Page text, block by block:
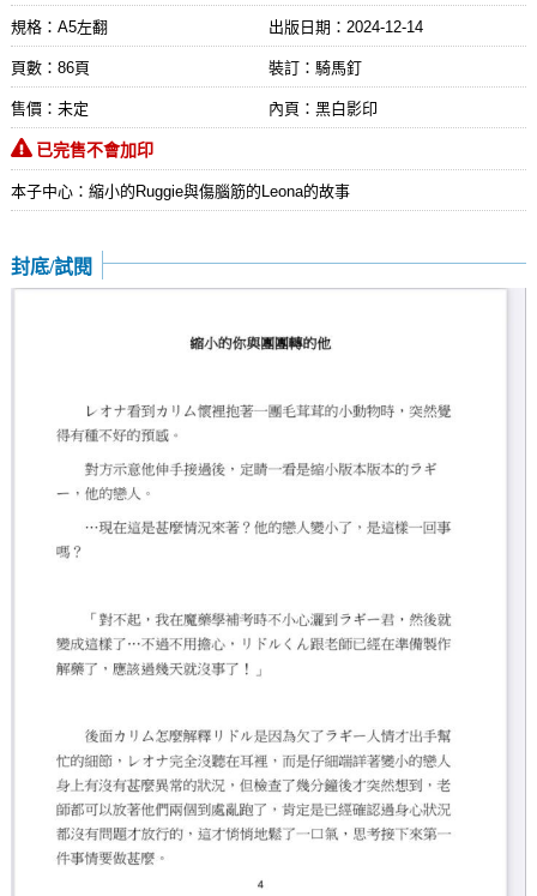
規格：A5左翻 出版日期： 2024-12-14
頁數：86頁 裝訂：騎馬釘
售價：未定 內頁：黑白影印
已完售不會加印
本子中心：縮小的Ruggie與傷腦筋的Leona的故事
封底/試閱